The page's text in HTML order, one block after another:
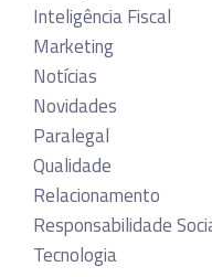
Inteligência Fiscal
Marketing
Notícias
Novidades
Paralegal
Qualidade
Relacionamento
Responsabilidade
Tecnologia